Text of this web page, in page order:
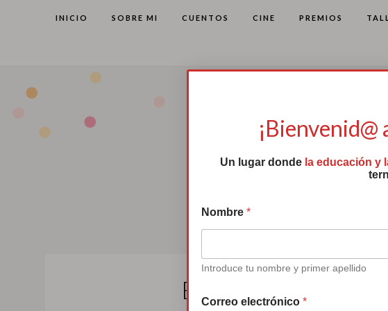
INICIO SOBRE MI CUENTOS CINE PREMIOS
El mes de la
Un lugar donde la educación y
Nombre *
Introduce tu nombre y primer apellido
Correo electrónico *